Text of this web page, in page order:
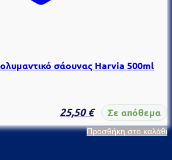
σάουνας Harvia 500ml
25,50€ Σε απόθεμα
Προσθήκη στο καλάθι